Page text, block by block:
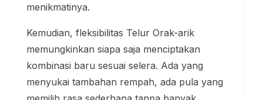
menikmatinya.
Kemudian, fleksibilitas Telur Orak-arik
memungkinkan siapa saja menciptakan
kombinasi baru sesuai selera. Ada yang
menyukai tambahan rempah, ada pula yang